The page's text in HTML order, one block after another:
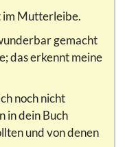
im Mutterleibe.
gemacht
das erkennt meine
noch nicht
in dein Buch
und von denen